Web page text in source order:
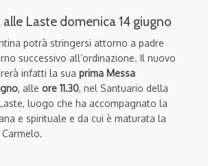
alle Laste domenica 14 giugno
potrà stringersi attorno a padre
successivo all’ordinazione. Il nuovo
infatti la sua prima Messa
, alle ore 11.30, nel Santuario della
luogo che ha accompagnato la
e spirituale e da cui è maturata la